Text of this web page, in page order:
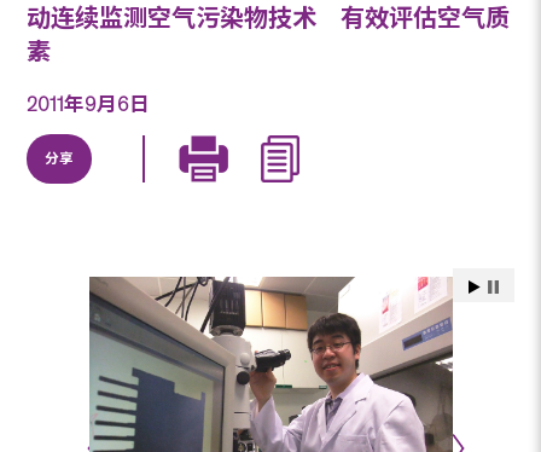
动连续监测空气污染物技术 有效评估空气质
素
2011年9月6日
分享